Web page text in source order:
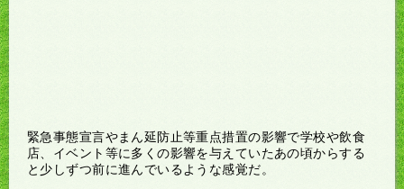
緊急事態宣言やまん延防止等重点措置の影響で学校や飲食
店、イベント等に多くの影響を与えていたあの頃からする
と少しずつ前に進んでいるような感覚だ。